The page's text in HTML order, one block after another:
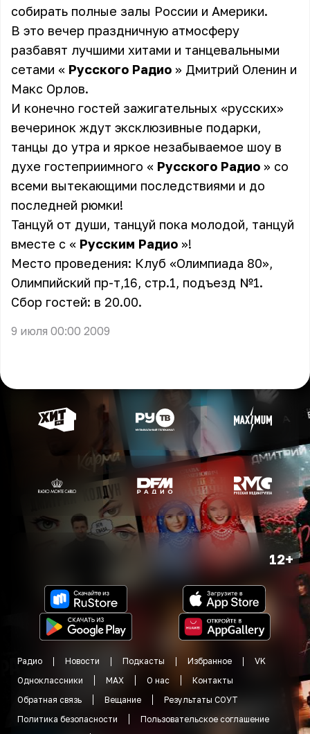
собирать полные залы России и Америки.
В это вечер праздничную атмосферу
разбавят лучшими хитами и танцевальными
сетами « Русского Радио » Дмитрий Оленин и
Макс Орлов.
И конечно гостей зажигательных «русских»
вечеринок ждут эксклюзивные подарки,
танцы до утра и яркое незабываемое шоу в
духе гостеприимного « Русского Радио » со
всеми вытекающими последствиями и до
последней рюмки!
Танцуй от души, танцуй пока молодой, танцуй
вместе с « Русским Радио »!
Место проведения: Клуб «Олимпиада 80»,
Олимпийский пр-т,16, стр.1, подъезд №1.
Сбор гостей: в 20.00.
9 июля 00:00 2009
12+
Радио Новости Подкасты Избранное
VK
Одноклассники
MAX О нас
Контакты
Обратная связь
Вещание
Результаты СОУТ
Политика безопасности
Пользовательское соглашение